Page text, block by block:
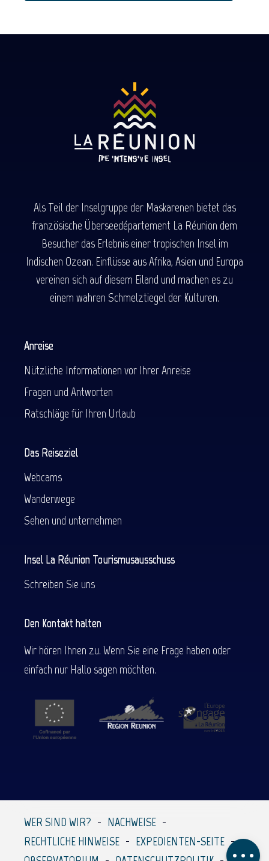
Kommentare
Als Teil der Inselgruppe der Maskarenen bietet das
französische Überseedépartement La Réunion dem
Besucher das Erlebnis einer tropischen Insel im
Indischen Ozean. Einflüsse aus Afrika, Asien und Europa
vereinen sich auf diesem Eiland und machen es zu
einem wahren Schmelztiegel der Kulturen.
Anreise
Nützliche Informationen vor Ihrer Anreise
Fragen und Antworten
Ratschläge für Ihren Urlaub
Das Reiseziel
Webcams
Wanderwege
Sehen und unternehmen
Insel La Réunion Tourismusausschuss
Schreiben Sie uns
Den Kontakt halten
Wir hören Ihnen zu. Wenn Sie eine Frage haben oder
einfach nur Hallo sagen möchten.
WER SIND WIR?
NACHWEISE
RECHTLICHE HINWEISE
EXPEDIENTEN-SEITE